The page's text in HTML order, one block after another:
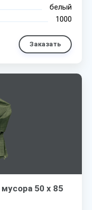
белый
1000
Заказать
50 х 85